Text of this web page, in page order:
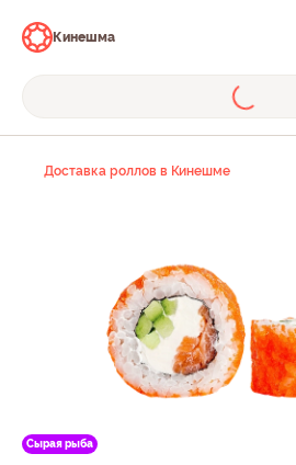
Кинешма
Доставка роллов в Кинешме
Сырая рыба